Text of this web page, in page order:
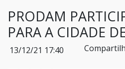
PRODAM
PARA A CIDADE
13/12/21 17:40